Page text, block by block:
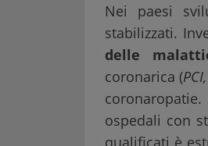
Nei paesi
stabilizzati.
delle
coronarica (
ospedali con
qualificati è